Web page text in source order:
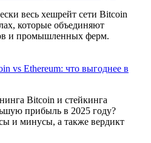
весь хешрейт сети Bitcoin
которые объединяют
и промышленных ферм.
vs Ethereum: что выгоднее в
Bitcoin и стейкинга
прибыль в 2025 году?
и минусы, а также вердикт